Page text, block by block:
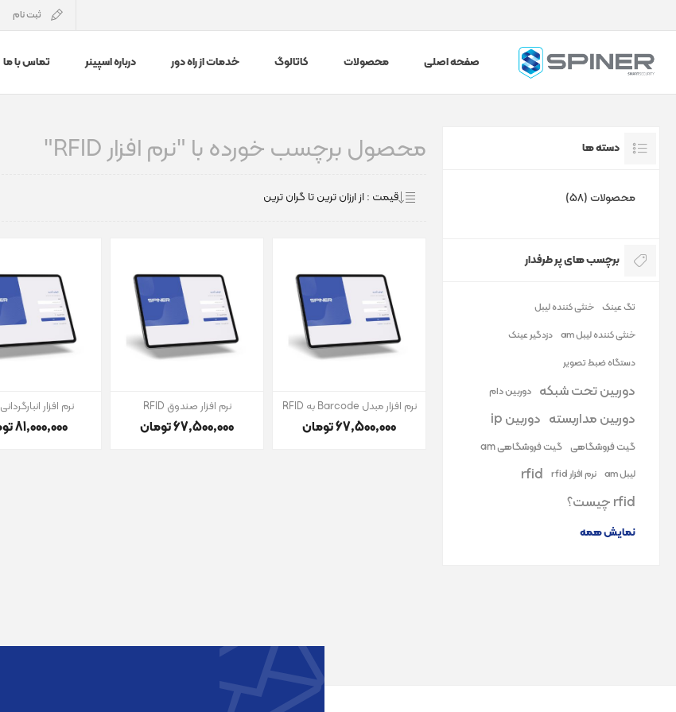
ثبت نام
صفحه اصلی محصولات کاتالوگ خدمات از راه دور درباره اسپینر تماس با ما
محصول برچسب خورده با "نرم افزار RFID"
نرم افزار مبدل Barcode به RFID
67٬500٬000 تومان
نرم افزار صندوق RFID
67٬500٬000 تومان
نرم افزار انبارگردانی RFID
81٬000٬000 تومان
دسته ها
محصولات (58)
برچسب های پر طرفدار
تگ عینک خنثی کننده لیبل
خنثی کننده لیبل am
دزدگیر عینک
دستگاه ضبط تصویر
دوربین تحت شبکه دوربین دام
دوربین مداربسته دوربین ip
گیت فروشگاهی گیت فروشگاهی am
لیبل am نرم افزار rfid
rfid
rfid چیست؟
نمایش همه